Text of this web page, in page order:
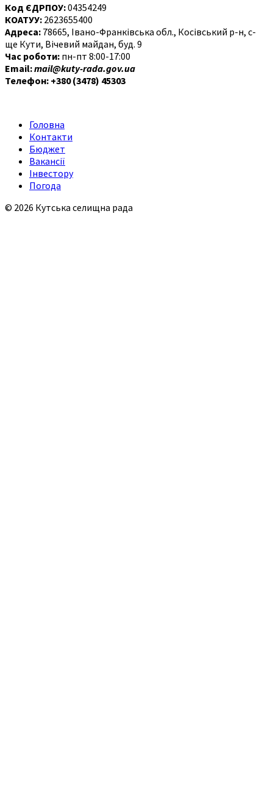
Код ЄДРПОУ:04354249
КОАТУУ: 2623655400
Адреса: 78665, Івано-Франківська обл., Косівський р-н, с-
ще Кути, Вічевий майдан, буд. 9
Час роботи: пн-пт 8:00-17:00
Email:mail@kuty-rada.gov.ua
Телефон: +380 (3478) 45303
Головна
Контакти
Бюджет
Вакансії
Інвестору
Погода
© 2026 Кутська селищна рада